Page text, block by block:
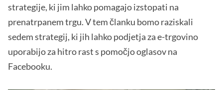
strategije, ki jim lahko pomagajo izstopati na
prenatrpanem trgu. V tem članku bomo raziskali
sedem strategij, ki jih lahko podjetja za e-trgovino
uporabijo za hitro rast s pomočjo oglasov na
Facebooku.